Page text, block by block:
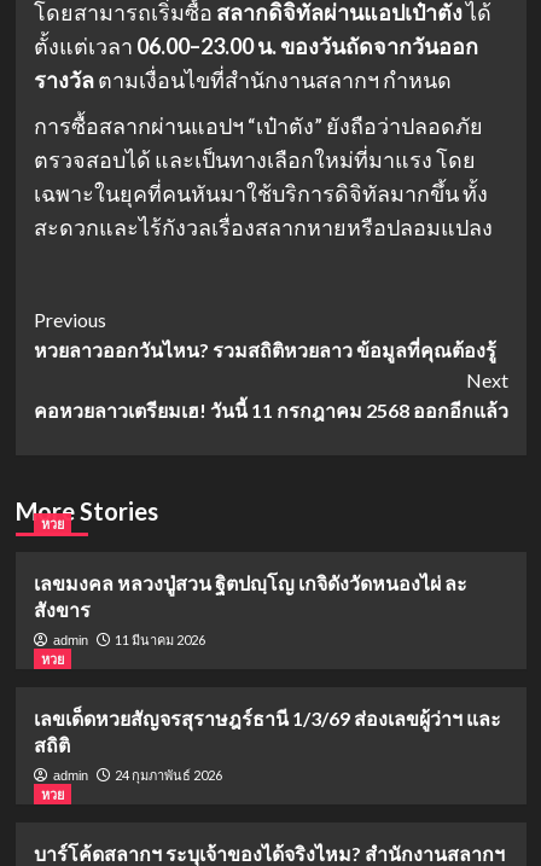
โดยสามารถเริ่มซื้อ สลากดิจิทัลผ่านแอปเป๋าตังได้
ตั้งแต่เวลา 06.00–23.00 น. ของวันถัดจากวันออก
รางวัลตามเงื่อนไขที่สำนักงานสลากฯ กำหนด
การซื้อสลากผ่านแอปฯ “เป๋าตัง” ยังถือว่าปลอดภัย
ตรวจสอบได้ และเป็นทางเลือกใหม่ที่มาแรง โดย
เฉพาะในยุคที่คนหันมาใช้บริการดิจิทัลมากขึ้น ทั้ง
สะดวกและไร้กังวลเรื่องสลากหายหรือปลอมแปลง
Post
Navigation
Previous
หวยลาวออกวันไหน? รวมสถิติหวยลาว ข้อมูลที่คุณต้องรู้
Next
คอหวยลาวเตรียมเฮ! วันนี้ 11 กรกฎาคม 2568 ออกอีกแล้ว
More Stories
หวย
เลขมงคล หลวงปู่สวน ฐิตปญฺโญ เกจิดังวัดหนองไผ่ ละ
สังขาร
admin
11 มีนาคม 2026
หวย
เลขเด็ดหวยสัญจรสุราษฎร์ธานี 1/3/69 ส่องเลขผู้ว่าฯ และ
สถิติ
admin
24 กุมภาพันธ์ 2026
หวย
บาร์โค้ดสลากฯ ระบุเจ้าของได้จริงไหม? สำนักงานสลากฯ